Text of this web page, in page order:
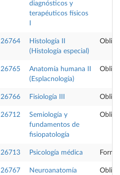
diagnósticos y
terapéuticos físicos
26764
Histología II
(Histología especial)
26765
Anatomía humana II
(Esplacnología)
26766 Fisiología III
26712
Semiología y
fundamentos de
fisiopatología
26713 Psicología médica
26767 Neuroanatomía